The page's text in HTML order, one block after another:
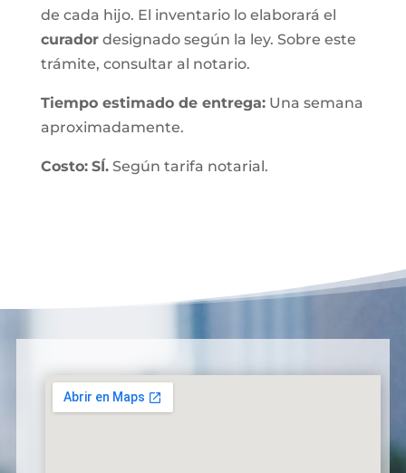
de cada hijo. El inventario lo elaborará el
curadordesignado según la ley. Sobre este
trámite, consultar al notario.
Tiempo estimado de entrega:Una semana
aproximadamente.
Costo: SÍ.Según tarifa notarial.